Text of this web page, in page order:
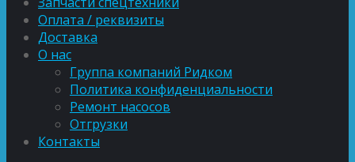
Оплата / реквизиты
Доставка
О нас
Группа компаний Ридком
Политика конфиденциальности
Ремонт насосов
Отгрузки
Контакты